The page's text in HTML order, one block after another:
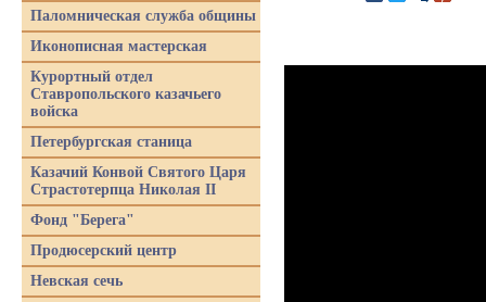
Паломническая служба общины
Иконописная мастерская
Курортный отдел
Ставропольского казачьего
войска
Петербургская станица
Казачий Конвой Святого Царя
Страстотерпца Николая II
Фонд "Берега"
Продюсерский центр
Невская сечь